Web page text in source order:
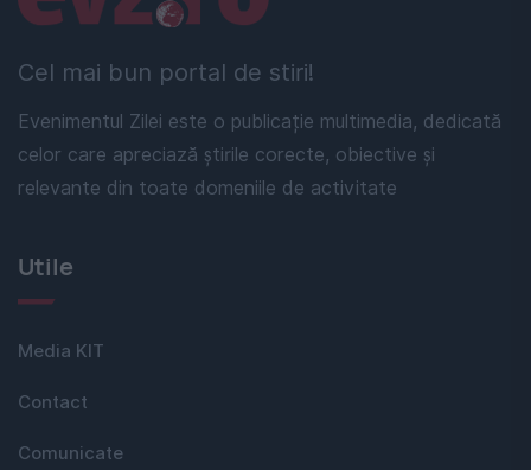
Cel mai bun portal de stiri!
Evenimentul Zilei este o publicație multimedia, dedicată
celor care apreciază știrile corecte, obiective și
relevante din toate domeniile de activitate
Utile
Media KIT
Contact
Comunicate